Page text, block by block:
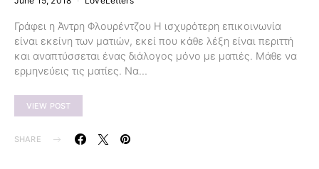
Γράφει η Άντρη Φλουρέντζου Η ισχυρότερη επικοινωνία
είναι εκείνη των ματιών, εκεί που κάθε λέξη είναι περιττή
και αναπτύσσεται ένας διάλογος μόνο με ματιές. Μάθε να
ερμηνεύεις τις ματίες. Να…
VIEW POST
SHARE